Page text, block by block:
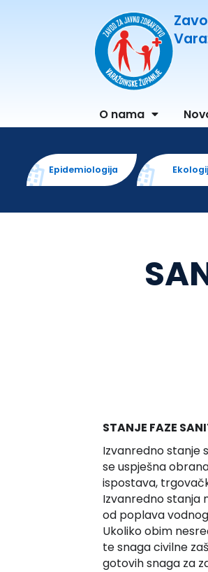
O nama
Epidemiologija
STANJE FAZE
Izvanredno stanje
se uspješna
ispostava,
Izvanredno stanja
od poplava
Ukoliko obim
te snaga civilne
gotovih snaga za